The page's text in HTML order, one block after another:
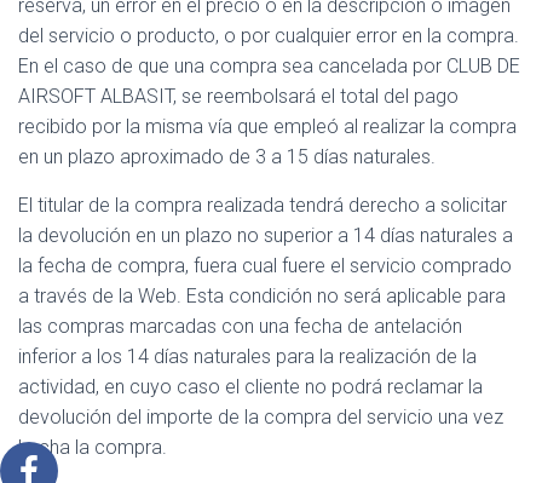
reserva, un error en el precio o en la descripción o imagen
del servicio o producto, o por cualquier error en la compra.
En el caso de que una compra sea cancelada por CLUB DE
AIRSOFT ALBASIT, se reembolsará el total del pago
recibido por la misma vía que empleó al realizar la compra
en un plazo aproximado de 3 a 15 días naturales.
El titular de la compra realizada tendrá derecho a solicitar
la devolución en un plazo no superior a 14 días naturales a
la fecha de compra, fuera cual fuere el servicio comprado
a través de la Web. Esta condición no será aplicable para
las compras marcadas con una fecha de antelación
inferior a los 14 días naturales para la realización de la
actividad, en cuyo caso el cliente no podrá reclamar la
devolución del importe de la compra del servicio una vez
hecha la compra.